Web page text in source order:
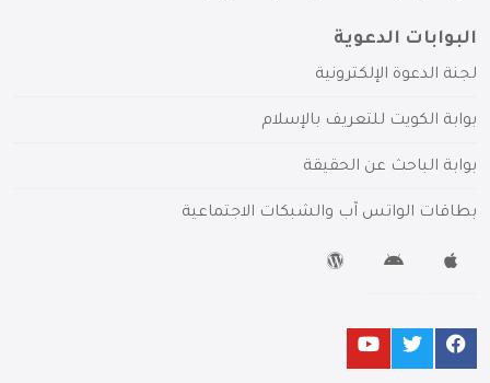
البوابات الدعوية
لجنة الدعوة الإلكترونية
بوابة الكويت للتعريف بالإسلام
بوابة الباحث عن الحقيقة
بطاقات الواتس آب والشبكات الاجتماعية